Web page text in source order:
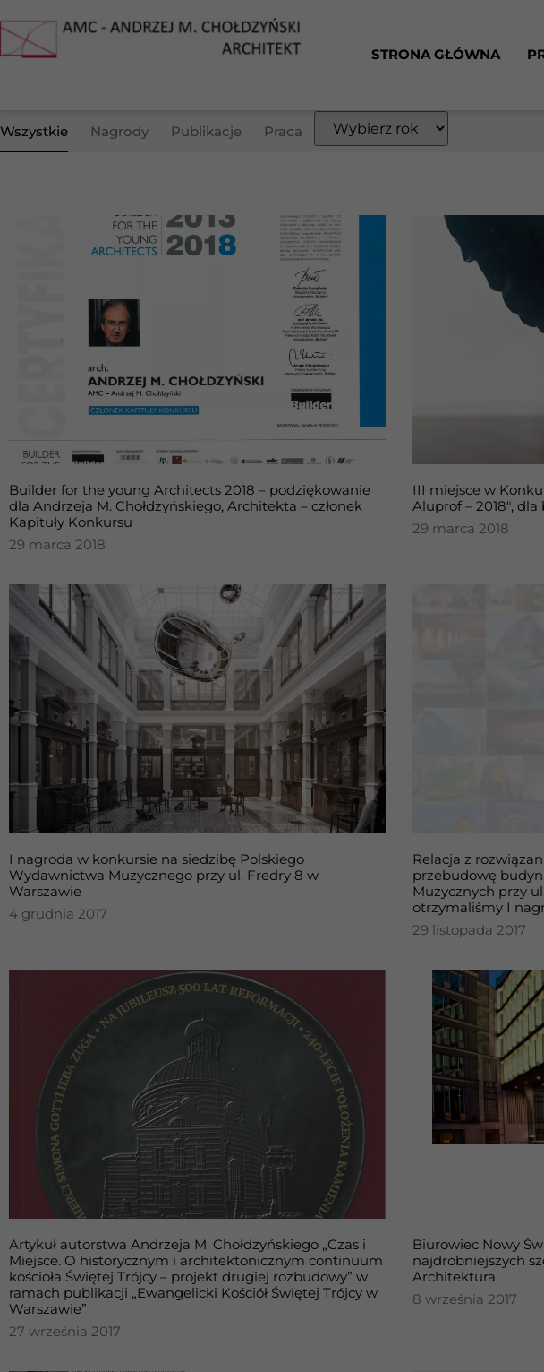
STRONA GŁÓWNA
Wszystkie Nagrody Publikacje Praca
Builder for the young Architects 2018 – podziękowanie
dla Andrzeja M. Chołdzyńskiego, Architekta – członek
Kapituły Konkursu
29 marca 2018
III miejsce w
Aluprof – 2018″,
29 marca 2018
I nagroda w konkursie na siedzibę Polskiego
Wydawnictwa Muzycznego przy ul. Fredry 8 w
Warszawie
4 grudnia 2017
Relacja z
przebudowę
Muzycznych przy
otrzymaliśmy I
29 listopada 2017
Artykuł autorstwa Andrzeja M. Chołdzyńskiego „Czas i
Miejsce. O historycznym i architektonicznym continuum
kościoła Świętej Trójcy – projekt drugiej rozbudowy” w
ramach publikacji „Ewangelicki Kościół Świętej Trójcy w
Warszawie”
27 września 2017
Biurowiec Nowy
najdrobniejszych
Architektura
8 września 2017